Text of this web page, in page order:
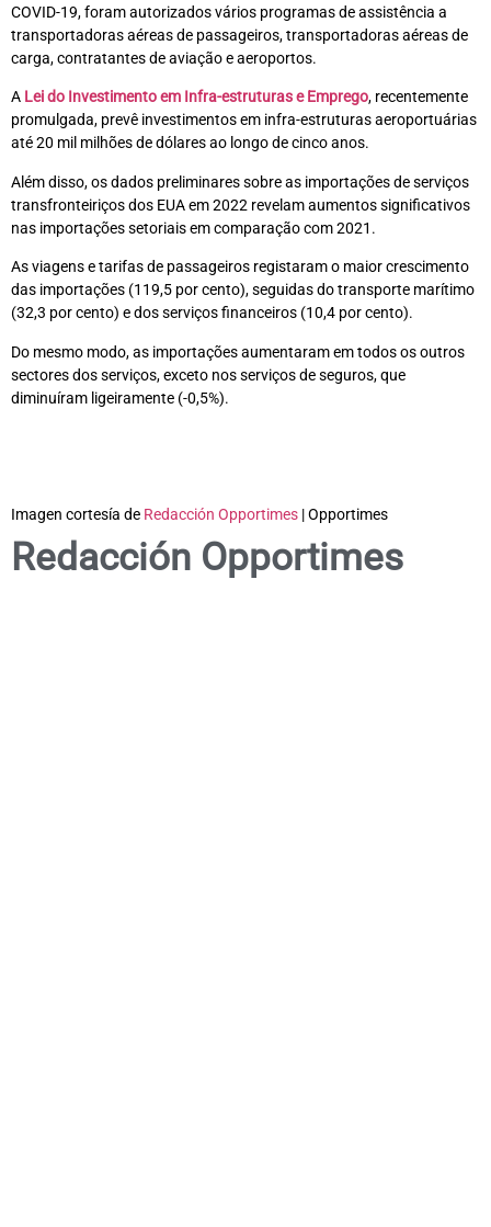
COVID-19, foram autorizados vários programas de assistência a
transportadoras aéreas de passageiros, transportadoras aéreas de
carga, contratantes de aviação e aeroportos.
A Lei do Investimento em Infra-estruturas e Emprego, recentemente
promulgada, prevê investimentos em infra-estruturas aeroportuárias
até 20 mil milhões de dólares ao longo de cinco anos.
Além disso, os dados preliminares sobre as importações de serviços
transfronteiriços dos EUA em 2022 revelam aumentos significativos
nas importações setoriais em comparação com 2021.
As viagens e tarifas de passageiros registaram o maior crescimento
das importações (119,5 por cento), seguidas do transporte marítimo
(32,3 por cento) e dos serviços financeiros (10,4 por cento).
Do mesmo modo, as importações aumentaram em todos os outros
sectores dos serviços, exceto nos serviços de seguros, que
diminuíram ligeiramente (-0,5%).
Imagen cortesía de Redacción Opportimes | Opportimes
Redacción Opportimes